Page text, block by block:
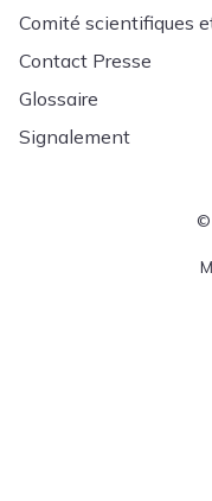
Comité scientifiques
Contact Presse
Glossaire
Signalement
©